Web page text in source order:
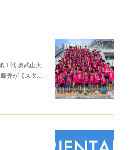
１戦 奥武山大
販売が【スタ…